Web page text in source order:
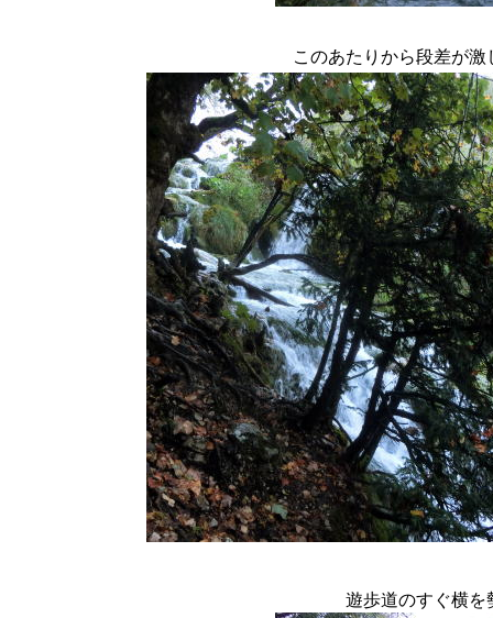
このあたりから段差が
遊歩道のすぐ横を